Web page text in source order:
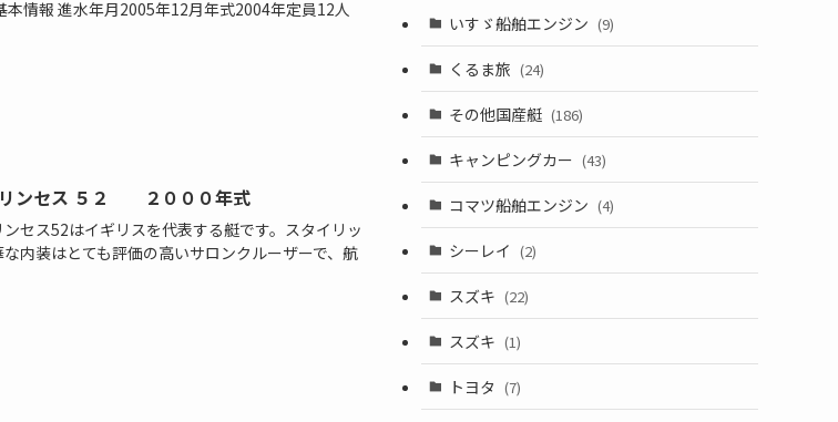
情報 進水年月2005年12月年式2004年定員12人
リンセス ５２ ２０００年式
セス52はイギリスを代表する艇です。スタイリッ
内装はとても評価の高いサロンクルーザーで、航
いすゞ船舶エンジン (9)
くるま旅 (24)
その他国産艇 (186)
キャンピングカー (43)
コマツ船舶エンジン (4)
シーレイ (2)
スズキ (22)
スズキ (1)
トヨタ (7)